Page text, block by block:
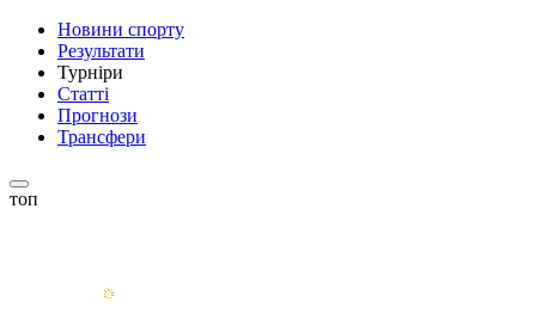
Новини спорту
Результати
Турніри
Статті
Прогнози
Трансфери
топ